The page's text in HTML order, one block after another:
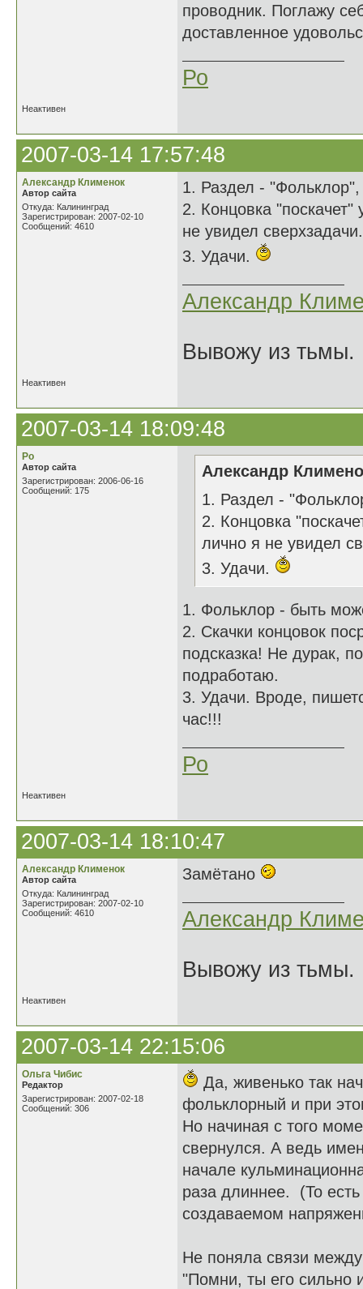
проводник. Поглажу
доставленное
Ро
Неактивен
2007-03-14 17:57:48
Александр Клименок
Автор сайта
Откуда: Калининград
Зарегистрирован: 2007-02-10
Сообщений: 4610
1. Раздел -
2. Концовка
не увидел
3. Удачи.
Александр
Вывожу из тьмы.
Неактивен
2007-03-14 18:09:48
Ро
Автор сайта
Зарегистрирован: 2006-06-16
Сообщений: 175
Александр
1. Раздел -
2. Концовка
лично я не увидел
3. Удачи.
1. Фольклор - быть
2. Скачки концовок
подсказка! Не дурак,
подработаю.
3. Удачи. Вроде,
час!!!
Ро
Неактивен
2007-03-14 18:10:47
Александр Клименок
Автор сайта
Откуда: Калининград
Зарегистрирован: 2007-02-10
Сообщений: 4610
Замётано
Александр
Вывожу из тьмы.
Неактивен
2007-03-14 22:15:06
Ольга Чибис
Редактор
Зарегистрирован: 2007-02-18
Сообщений: 306
Да, живенько так
фольклорный и при
Но начиная с того
свернулся. А ведь
начале
раза длиннее. (То
создаваемом
Не поняла связи
"Помни, ты его сильно